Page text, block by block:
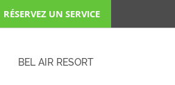
RÉSERVEZ UN SERVICE
BEL AIR RESORT